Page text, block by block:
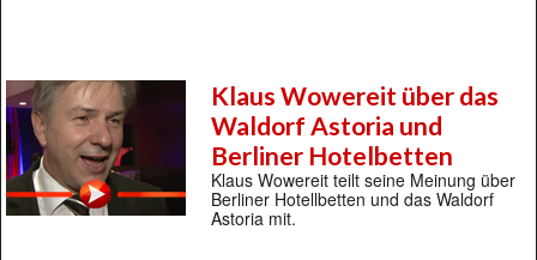
Klaus Wowereit über das
Waldorf Astoria und
Berliner Hotelbetten
Klaus Wowereit teilt seine Meinung über
Berliner Hotellbetten und das Waldorf
Astoria mit.